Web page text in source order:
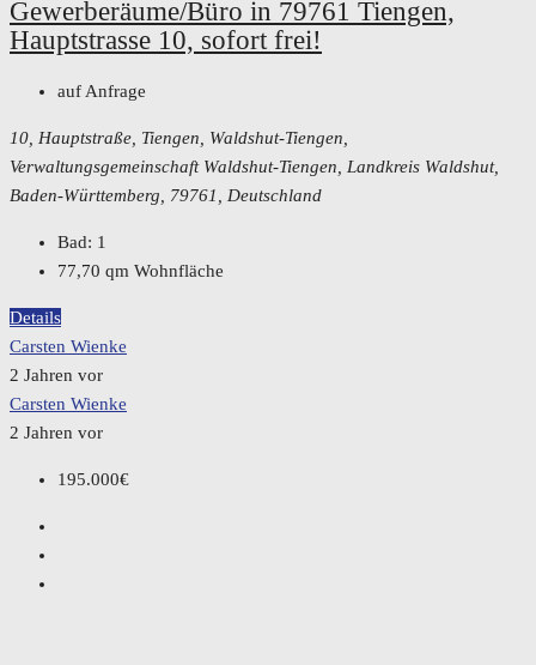
Gewerberäume/Büro in 79761 Tiengen,
Hauptstrasse 10, sofort frei!
auf Anfrage
10, Hauptstraße, Tiengen, Waldshut-Tiengen,
Verwaltungsgemeinschaft Waldshut-Tiengen, Landkreis Waldshut,
Baden-Württemberg, 79761, Deutschland
Bad: 1
77,70 qm Wohnfläche
Details
Carsten Wienke
2 Jahren vor
Carsten Wienke
2 Jahren vor
195.000€